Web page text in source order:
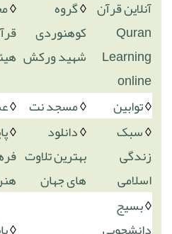
آنلاین قرآن
Quran
Learning
online
◊گروه
کوهنوردی
شهید ورکش
◊
◊توابین ◊مسجد نت ◊
◊سبک
زندگی
اسلامی
◊دانلود
بهترین تلاوت
های جهان
◊
◊بسیج